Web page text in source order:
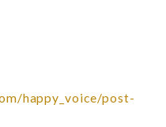
happy_voice/post-